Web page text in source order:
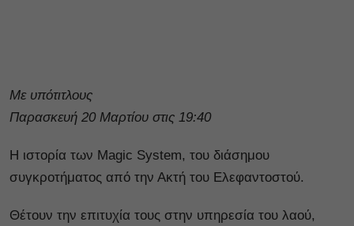
Με υπότιτλους
Παρασκευή 20 Μαρτίου στις 19:40
Η ιστορία των Magic System, του διάσημου
συγκροτήματος από την Ακτή του Ελεφαντοστού.
Θέτουν την επιτυχία τους στην υπηρεσία του λαού,